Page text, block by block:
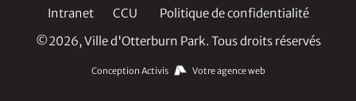
Intranet CCU
Politique de confidentialité
©2026, Ville d'Otterburn Park. Tous droits réservés
Conception Activis Votre agence web